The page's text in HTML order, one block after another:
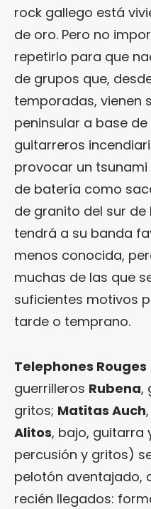
rock gallego está
de oro. Pero no
repetirlo para que
de grupos que,
temporadas, vienen
peninsular a base
guitarreros
provocar un
de batería como
de granito del sur de
tendrá a su banda
menos conocida,
muchas de las que
suficientes motivos
tarde o temprano.
Telephones Rouges
guerrilleros Rubena,
gritos; Matitas Auch
Alitos, bajo, guitarra
percusión y gritos)
pelotón aventajado,
recién llegados: